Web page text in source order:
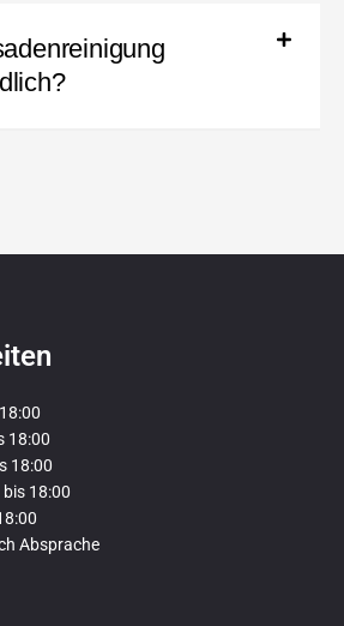
18:00
18:00
bis 18:00
Absprache